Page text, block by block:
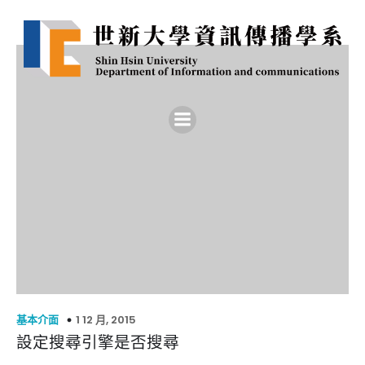
基本介面 1 12 月, 2015
設定搜尋引擎是否搜尋